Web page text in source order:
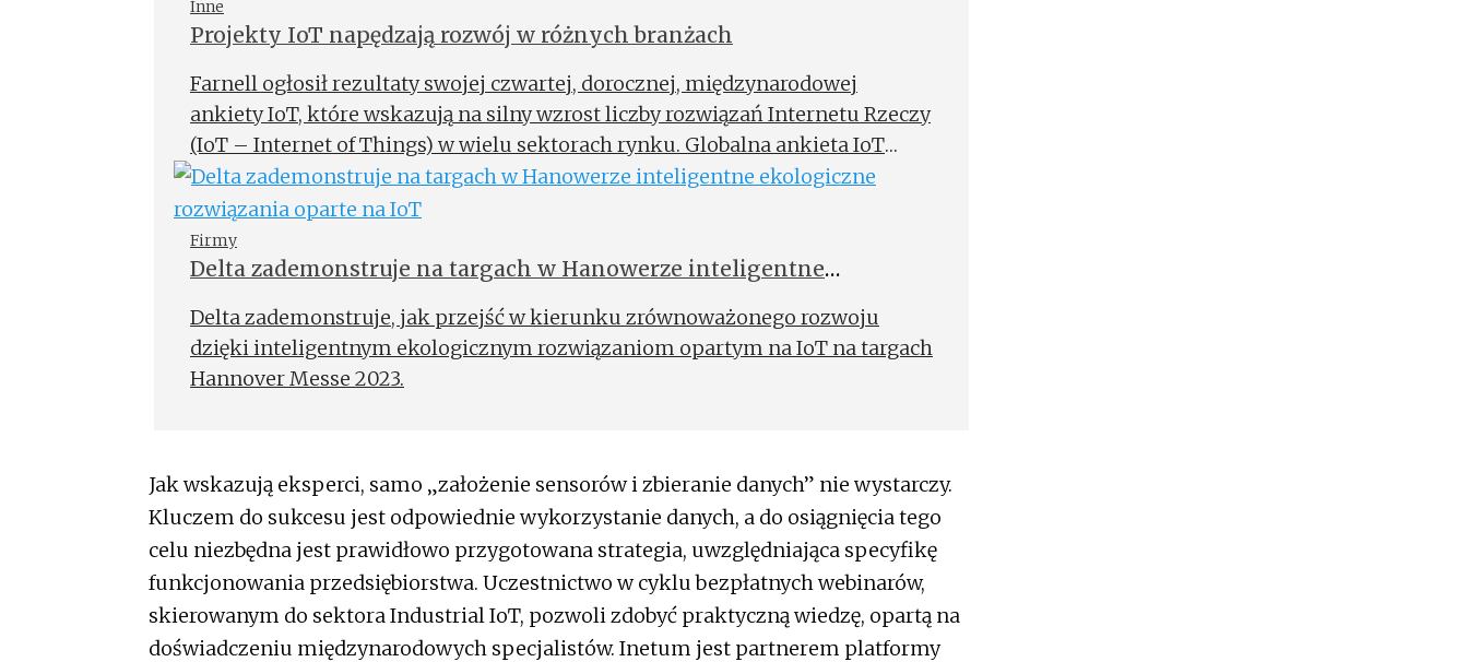
Inne
Projekty IoT napędzają rozwój w różnych branżach
Farnell ogłosił rezultaty swojej czwartej, dorocznej, międzynarodowej
ankiety IoT, które wskazują na silny wzrost liczby rozwiązań Internetu Rzeczy
(IoT – Internet of Things) w wielu sektorach rynku. Globalna ankieta IoT
pozwoliła pozyskać nową wiedzę na temat kluczowych rynków, a w tym
odnośnie możliwości i wyzwań, przed jakimi stają inżynierowie i
integratorzy systemów, pracujący na co dzień z Internetem Rzeczy.
Firmy
Delta zademonstruje na targach w Hanowerze inteligentne
Delta zademonstruje, jak przejść w kierunku zrównoważonego rozwoju
dzięki inteligentnym ekologicznym rozwiązaniom opartym na IoT na targach
Hannover Messe 2023.
Jak wskazują eksperci, samo „założenie sensorów i zbieranie danych” nie wystarczy.
Kluczem do sukcesu jest odpowiednie wykorzystanie danych, a do osiągnięcia tego
celu niezbędna jest prawidłowo przygotowana strategia, uwzględniająca specyfikę
funkcjonowania przedsiębiorstwa. Uczestnictwo w cyklu bezpłatnych webinarów,
skierowanym do sektora Industrial IoT, pozwoli zdobyć praktyczną wiedzę, opartą na
doświadczeniu międzynarodowych specjalistów. Inetum jest partnerem platformy